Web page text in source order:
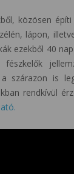
közösen
lápon,
ezekből 40
szárazon is
rendkívül